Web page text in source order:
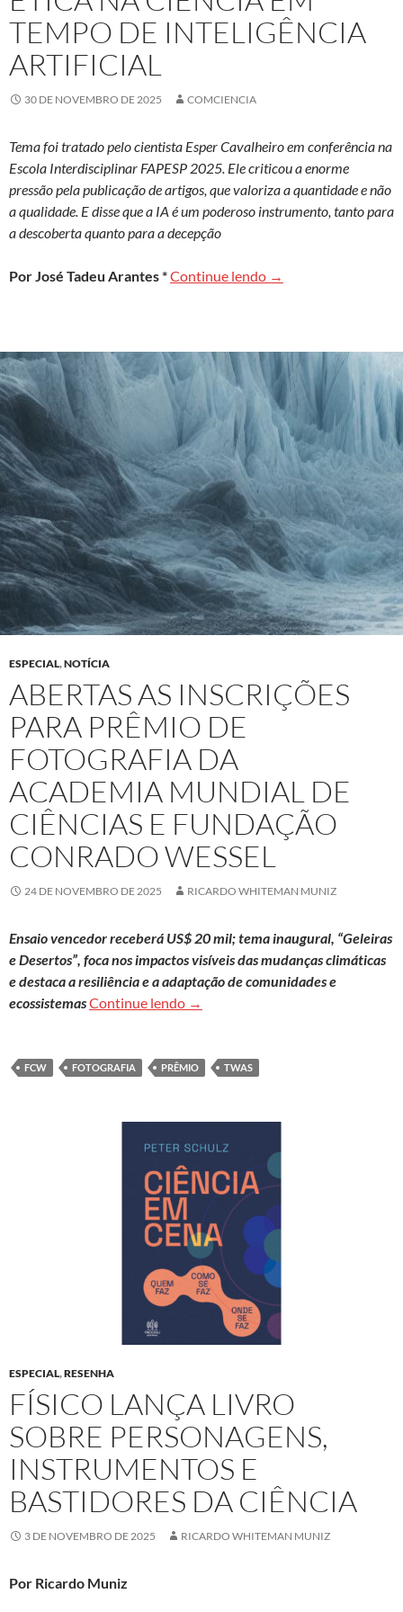
TEMPO DE INTELIGÊNCIA
ARTIFICIAL
30 DE NOVEMBRO DE 2025 COMCIENCIA
Tema foi tratado pelo cientista Esper Cavalheiro em conferência na
Escola Interdisciplinar FAPESP 2025. Ele criticou a enorme
pressão pela publicação de artigos, que valoriza a quantidade e não
a qualidade. E disse que a IA é um poderoso instrumento, tanto para
a descoberta quanto para a decepção
Por José Tadeu Arantes *Continue lendo Ética na ciência em
→
ESPECIAL,NOTÍCIA
ABERTAS AS INSCRIÇÕES
PARA PRÊMIO DE
FOTOGRAFIA DA
ACADEMIA MUNDIAL DE
CIÊNCIAS E FUNDAÇÃO
CONRADO WESSEL
24 DE NOVEMBRO DE 2025 RICARDO WHITEMAN MUNIZ
Ensaio vencedor receberá US$ 20 mil; tema inaugural, “Geleiras
e Desertos”, foca nos impactos visíveis das mudanças climáticas
e destaca a resiliência e a adaptação de comunidades e
ecossistemasContinue lendo Abertas as inscrições para
→
FCW FOTOGRAFIA PRÊMIO TWAS
ESPECIAL,RESENHA
FÍSICO LANÇA LIVRO
SOBRE PERSONAGENS,
INSTRUMENTOS E
BASTIDORES DA CIÊNCIA
3 DE NOVEMBRO DE 2025 RICARDO WHITEMAN MUNIZ
Por Ricardo Muniz